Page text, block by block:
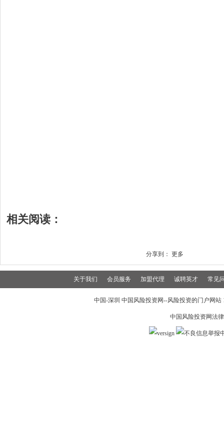
相关阅读：
分享到： 更多
关于我们 会员服务 加盟代理 诚聘英才 常见
中国-深圳 中国风险投资网--风险投资的门户网
中国风险投资网法